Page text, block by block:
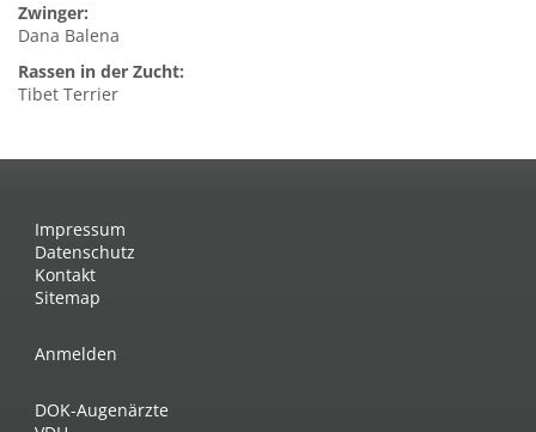
Zwinger:
Dana Balena
Rassen in der Zucht:
Tibet Terrier
Impressum
Datenschutz
Kontakt
Sitemap
Anmelden
DOK-Augenärzte